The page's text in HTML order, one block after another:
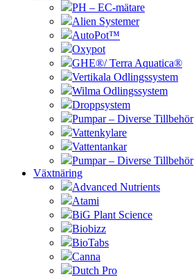
PH – EC-mätare
Alien Systemer
AutoPot™
Oxypot
GHE®/ Terra Aquatica®
Vertikala Odlingssystem
Wilma Odlingssystem
Droppsystem
Pumpar – Diverse Tillbehör
Vattenkylare
Vattentankar
Pumpar – Diverse Tillbehör
Växtnäring
Advanced Nutrients
Atami
BiG Plant Science
Biobizz
BioTabs
Canna
Dutch Pro